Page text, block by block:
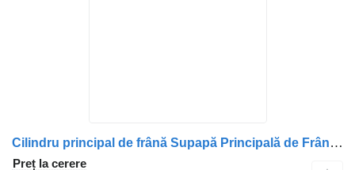
Cilindru principal de frână Supapă Principală de Frână cu Pedală pentru camion Irisbus 70313353 21147988 504100401 85003334 11
Preț la cerere